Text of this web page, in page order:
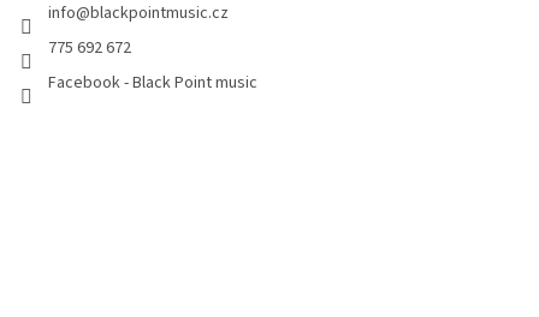
info@blackpointmusic.cz
775 692 672
Facebook - Black Point music